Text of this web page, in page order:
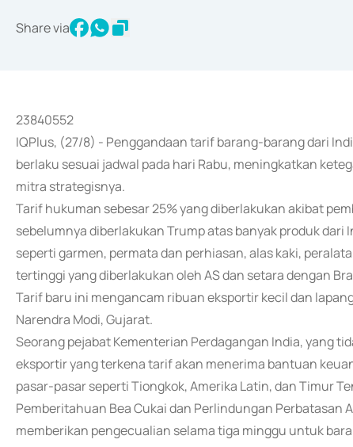
Share via
23840552
IQPlus, (27/8) - Penggandaan tarif barang-barang dari
berlaku sesuai jadwal pada hari Rabu, meningkatkan
mitra strategisnya.
Tarif hukuman sebesar 25% yang diberlakukan akibat
sebelumnya diberlakukan Trump atas banyak produk
seperti garmen, permata dan perhiasan, alas kaki,
tertinggi yang diberlakukan oleh AS dan setara dengan
Tarif baru ini mengancam ribuan eksportir kecil dan
Narendra Modi, Gujarat.
Seorang pejabat Kementerian Perdagangan India, yang
eksportir yang terkena tarif akan menerima bantuan
pasar-pasar seperti Tiongkok, Amerika Latin, dan Timur
Pemberitahuan Bea Cukai dan Perlindungan Perbatasan
memberikan pengecualian selama tiga minggu untuk